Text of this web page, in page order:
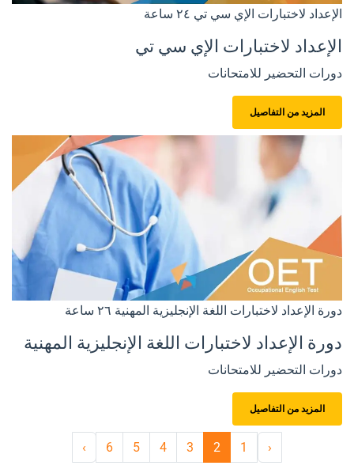
الإعداد لاختبارات الإي سي تي ٢٤ ساعة
الإعداد لاختبارات الإي سي تي
دورات التحضير للامتحانات
المزيد من التفاصيل
دورة الإعداد لاختبارات اللغة الإنجليزية المهنية ٢٦ ساعة
دورة الإعداد لاختبارات اللغة الإنجليزية المهنية
دورات التحضير للامتحانات
المزيد من التفاصيل
‹
1
2
3
4
5
6
›